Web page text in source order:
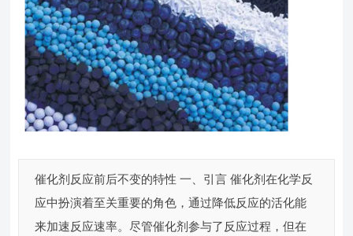
催化剂反应前后不变的特性 一、引言 催化剂在化学反
应中扮演着至关重要的角色，通过降低反应的活化能
来加速反应速率。尽管催化剂参与了反应过程，但在